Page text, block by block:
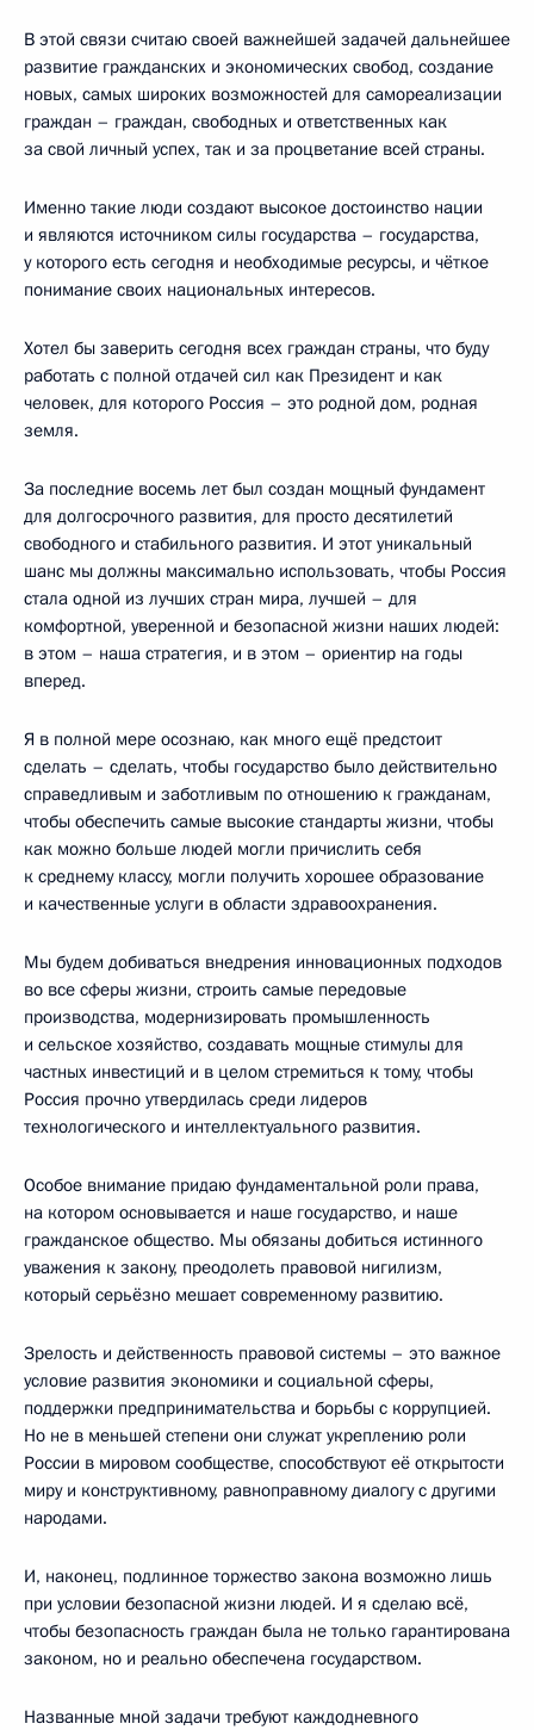
В этой связи считаю своей важнейшей задачей дальнейшее
развитие гражданских и экономических свобод, создание
новых, самых широких возможностей для самореализации
граждан – граждан, свободных и ответственных как
за свой личный успех, так и за процветание всей страны.
Именно такие люди создают высокое достоинство нации
и являются источником силы государства – государства,
у которого есть сегодня и необходимые ресурсы, и чёткое
понимание своих национальных интересов.
Хотел бы заверить сегодня всех граждан страны, что буду
работать с полной отдачей сил как Президент и как
человек, для которого Россия – это родной дом, родная
земля.
За последние восемь лет был создан мощный фундамент
для долгосрочного развития, для просто десятилетий
свободного и стабильного развития. И этот уникальный
шанс мы должны максимально использовать, чтобы Россия
стала одной из лучших стран мира, лучшей – для
комфортной, уверенной и безопасной жизни наших людей:
в этом – наша стратегия, и в этом – ориентир на годы
вперед.
Я в полной мере осознаю, как много ещё предстоит
сделать – сделать, чтобы государство было действительно
справедливым и заботливым по отношению к гражданам,
чтобы обеспечить самые высокие стандарты жизни, чтобы
как можно больше людей могли причислить себя
к среднему классу, могли получить хорошее образование
и качественные услуги в области здравоохранения.
Мы будем добиваться внедрения инновационных подходов
во все сферы жизни, строить самые передовые
производства, модернизировать промышленность
и сельское хозяйство, создавать мощные стимулы для
частных инвестиций и в целом стремиться к тому, чтобы
Россия прочно утвердилась среди лидеров
технологического и интеллектуального развития.
Особое внимание придаю фундаментальной роли права,
на котором основывается и наше государство, и наше
гражданское общество. Мы обязаны добиться истинного
уважения к закону, преодолеть правовой нигилизм,
который серьёзно мешает современному развитию.
Зрелость и действенность правовой системы – это важное
условие развития экономики и социальной сферы,
поддержки предпринимательства и борьбы с коррупцией.
Но не в меньшей степени они служат укреплению роли
России в мировом сообществе, способствуют её открытости
миру и конструктивному, равноправному диалогу с другими
народами.
И, наконец, подлинное торжество закона возможно лишь
при условии безопасной жизни людей. И я сделаю всё,
чтобы безопасность граждан была не только гарантирована
законом, но и реально обеспечена государством.
Названные мной задачи требуют каждодневного